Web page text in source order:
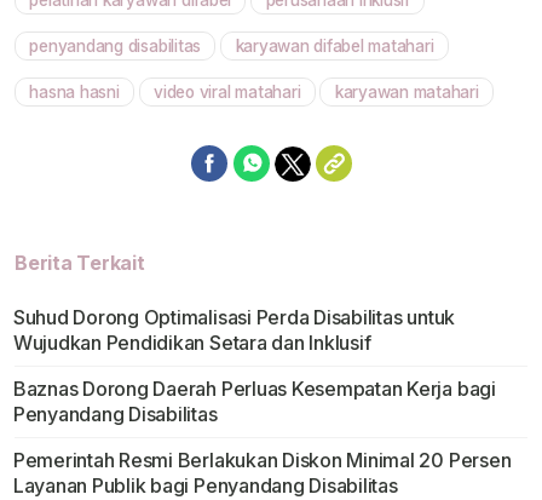
penyandang disabilitas karyawan difabel matahari
hasna hasni video viral matahari karyawan matahari
Berita Terkait
Suhud Dorong Optimalisasi Perda Disabilitas untuk
Wujudkan Pendidikan Setara dan Inklusif
Baznas Dorong Daerah Perluas Kesempatan Kerja bagi
Penyandang Disabilitas
Pemerintah Resmi Berlakukan Diskon Minimal 20 Persen
Layanan Publik bagi Penyandang Disabilitas